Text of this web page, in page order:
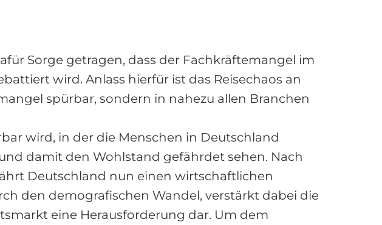
Sorge getragen, dass der Fachkräftemangel im
wird. Anlass hierfür ist das Reisechaos an
spürbar, sondern in nahezu allen Branchen
wird, in der die Menschen in Deutschland
damit den Wohlstand gefährdet sehen. Nach
Deutschland nun einen wirtschaftlichen
den demografischen Wandel, verstärkt dabei die
eine Herausforderung dar. Um dem